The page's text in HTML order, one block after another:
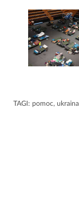
TAGI: pomoc, ukraina